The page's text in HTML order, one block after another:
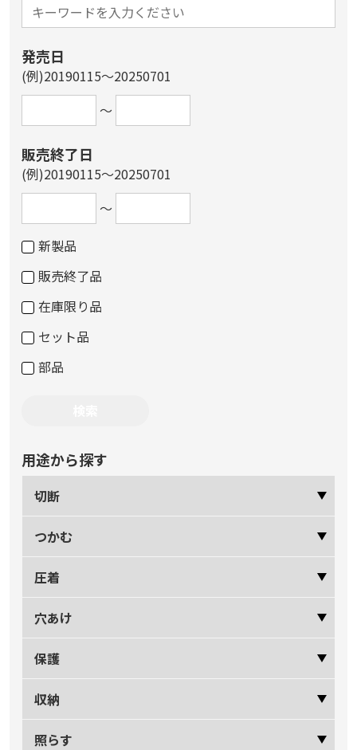
発売日
(例)20190115～20250701
～
販売終了日
(例)20190115～20250701
～
新製品
販売終了品
在庫限り品
セット品
部品
用途から探す
切断
つかむ
圧着
穴あけ
保護
収納
照らす